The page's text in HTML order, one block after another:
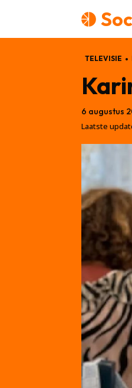
TELEVISIE
6 augustus
Laatste